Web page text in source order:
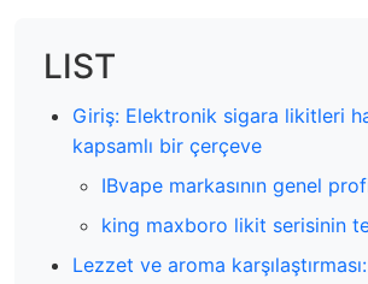
LIST
Giriş: Elektronik sigara likitleri
kapsamlı bir çerçeve
IBvape markasının genel
king maxboro likit serisinin
Lezzet ve aroma